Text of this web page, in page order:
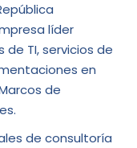
líder
de TI, servicios de
en
de
de consultoría